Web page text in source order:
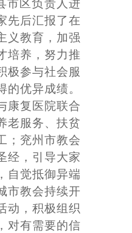
市区负责人进
先后汇报了在
义教育，加强
培养，努力推
极参与社会服
的优异成绩。
康复医院联合
老服务、扶贫
；兖州市教会
经，引导大家
自觉抵御异端
市教会持续开
动，积极组织
对有需要的信